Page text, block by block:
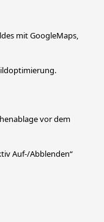
mit GoogleMaps,
vor dem
Auf-/Abblenden“